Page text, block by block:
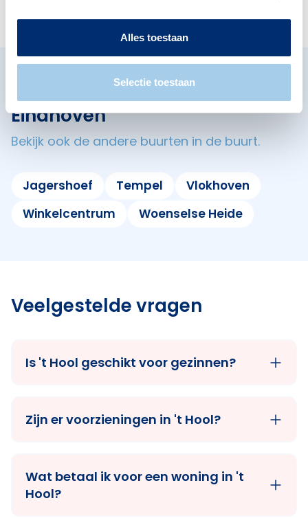
Alles toestaan
Selectie toestaan
Omliggende buurten in
Eindhoven
Bekijk ook de andere buurten in de buurt.
Jagershoef Tempel
Vlokhoven
Winkelcentrum
Woenselse Heide
Veelgestelde vragen
Is 't Hool geschikt voor gezinnen?
Zijn er voorzieningen in 't Hool?
Wat betaal ik voor een woning in 't
Hool?